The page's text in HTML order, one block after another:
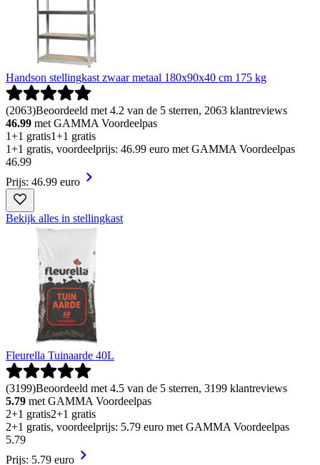
Handson stellingkast zwaar metaal 180x90x40 cm 175 kg
(2063)Beoordeeld met 4.2 van de 5 sterren, 2063 klantreviews
46.99 met GAMMA Voordeelpas
1+1 gratis1+1 gratis
1+1 gratis, voordeelprijs: 46.99 euro met GAMMA Voordeelpas
46.99
Prijs: 46.99 euro
Bekijk alles in stellingkast
Fleurella Tuinaarde 40L
(3199)Beoordeeld met 4.5 van de 5 sterren, 3199 klantreviews
5.79 met GAMMA Voordeelpas
2+1 gratis2+1 gratis
2+1 gratis, voordeelprijs: 5.79 euro met GAMMA Voordeelpas
5.79
Prijs: 5.79 euro